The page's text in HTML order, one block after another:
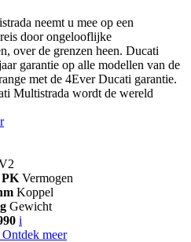
neemt u mee op een
door ongelooflijke
over de grenzen heen. Ducati
garantie op alle modellen van de
met de 4Ever Ducati garantie.
Multistrada wordt de wereld
PK Vermogen
Koppel
Gewicht
i
Ontdek meer